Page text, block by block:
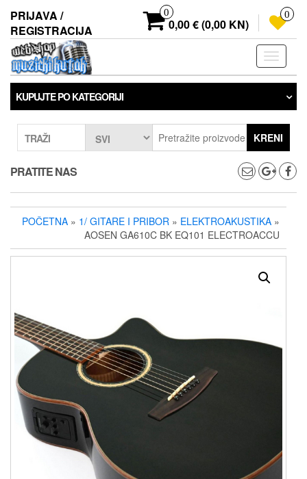
sadržaj
PRIJAVA /
REGISTRACIJA
0
0,00 € (0,00 KN)
0
KUPUJTE PO KATEGORIJI
TRAŽI KRENI
PRATITE NAS
POČETNA » 1/ GITARE I PRIBOR » ELEKTROAKUSTIKA »
AOSEN GA610C BK EQ101 ELECTROACCU